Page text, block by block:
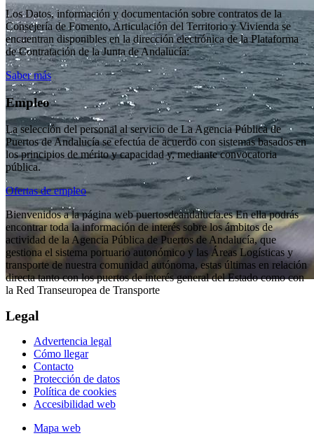
Los Datos, información y documentación sobre contratos de la
Consejería de Fomento, Articulación del Territorio y Vivienda se
encuentran disponibles en la dirección electrónica de la Plataforma
de Contratación de la Junta de Andalucía:
Saber más
Empleo
La selección del personal al servicio de La Agencia Pública de
Puertos de Andalucía se efectúa de acuerdo con sistemas basados en
los principios de mérito y capacidad y, mediante convocatoria
pública.
Ofertas de empleo
Bienvenidos a la página web puertosdeandalucía.es En ella podrás
encontrar toda la información de interés sobre los ámbitos de
actividad de la Agencia Pública de Puertos de Andalucía, que
gestiona el sistema portuario autonómico y las Áreas Logísticas y
transporte de nuestra comunidad autónoma, estas últimas en relación
directa tanto con los puertos de interés general del Estado como con
la Red Transeuropea de Transporte
Legal
Advertencia legal
Cómo llegar
Contacto
Protección de datos
Política de cookies
Accesibilidad web
Mapa web